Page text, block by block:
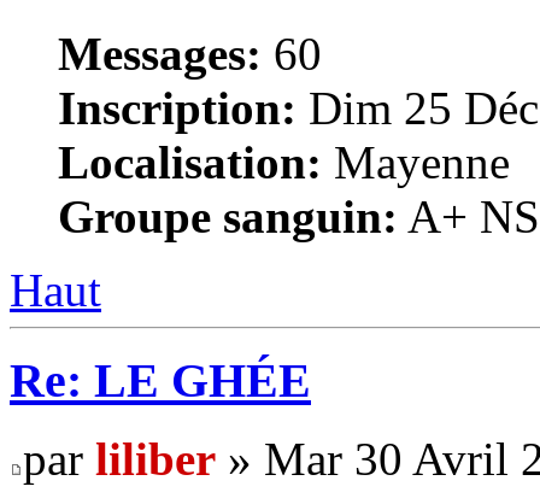
Messages: 60
Inscription: Dim 25
Localisation: Mayenne
Groupe sanguin: A+
Haut
Re: LE GHÉE
par liliber » Mar 30 Avril